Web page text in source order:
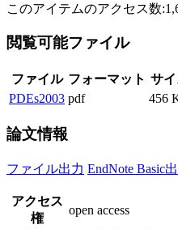
このアイテムのアクセス数:
閲覧可能ファイル
ファイル フォーマット サ
PDEs2003 pdf 456
論文情報
ファイル出力 EndNote Basic
アクセス
権
open access